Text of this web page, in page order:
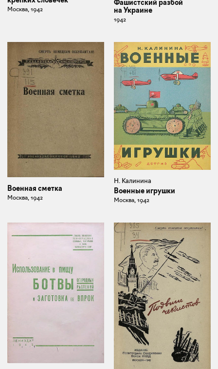
Москва, 1942
Фашистский разбой
на Украине
1942
Военная сметка
Москва, 1942
Н. Калинина
Военные игрушки
Москва, 1942